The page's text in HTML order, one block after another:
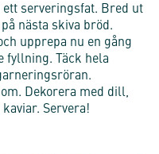
ett serveringsfat. Bred ut
nästa skiva bröd.
upprepa nu en gång
fyllning. Täck hela
Dekorera med dill,
Servera!